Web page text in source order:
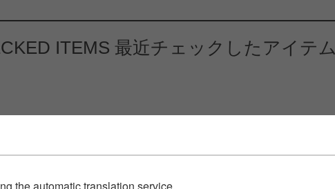
ITEMS 最近チェックしたアイテム
the automatic translation service.